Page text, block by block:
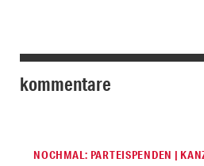
kommentare
NOCHMAL: PARTEISPENDEN |